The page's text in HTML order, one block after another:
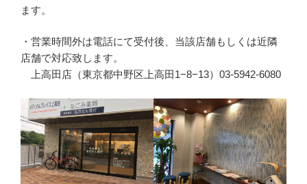
ます。
・営業時間外は電話にて受付後、当該店舗もしくは近隣
店舗で対応致します。
上高田店（東京都中野区上高田1−8−13）03-5942-6080